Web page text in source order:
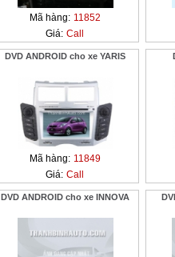
Mã hàng: 11852
Giá: Call
DVD ANDROID cho xe YARIS
Mã hàng: 11849
Giá: Call
DVD ANDROID cho xe INNOVA